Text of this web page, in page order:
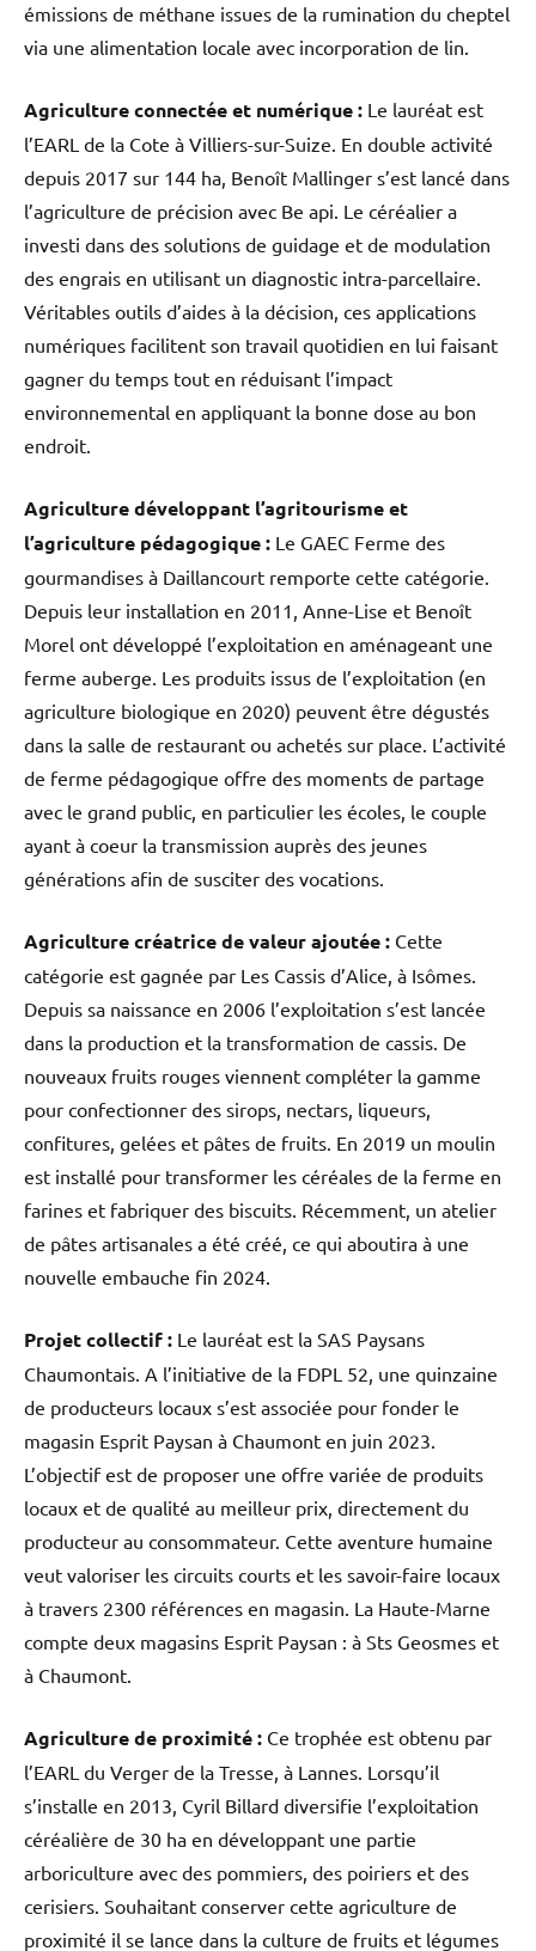
émissions de méthane issues de la rumination du cheptel
via une alimentation locale avec incorporation de lin.
Agriculture connectée et numérique : Le lauréat est
l’EARL de la Cote à Villiers-sur-Suize. En double activité
depuis 2017 sur 144 ha, Benoît Mallinger s’est lancé dans
l’agriculture de précision avec Be api. Le céréalier a
investi dans des solutions de guidage et de modulation
des engrais en utilisant un diagnostic intra-parcellaire.
Véritables outils d’aides à la décision, ces applications
numériques facilitent son travail quotidien en lui faisant
gagner du temps tout en réduisant l’impact
environnemental en appliquant la bonne dose au bon
endroit.
Agriculture développant l’agritourisme et
l’agriculture pédagogique : Le GAEC Ferme des
gourmandises à Daillancourt remporte cette catégorie.
Depuis leur installation en 2011, Anne-Lise et Benoît
Morel ont développé l’exploitation en aménageant une
ferme auberge. Les produits issus de l’exploitation (en
agriculture biologique en 2020) peuvent être dégustés
dans la salle de restaurant ou achetés sur place. L’activité
de ferme pédagogique offre des moments de partage
avec le grand public, en particulier les écoles, le couple
ayant à coeur la transmission auprès des jeunes
générations afin de susciter des vocations.
Agriculture créatrice de valeur ajoutée : Cette
catégorie est gagnée par Les Cassis d’Alice, à Isômes.
Depuis sa naissance en 2006 l’exploitation s’est lancée
dans la production et la transformation de cassis. De
nouveaux fruits rouges viennent compléter la gamme
pour confectionner des sirops, nectars, liqueurs,
confitures, gelées et pâtes de fruits. En 2019 un moulin
est installé pour transformer les céréales de la ferme en
farines et fabriquer des biscuits. Récemment, un atelier
de pâtes artisanales a été créé, ce qui aboutira à une
nouvelle embauche fin 2024.
Projet collectif : Le lauréat est la SAS Paysans
Chaumontais. A l’initiative de la FDPL 52, une quinzaine
de producteurs locaux s’est associée pour fonder le
magasin Esprit Paysan à Chaumont en juin 2023.
L’objectif est de proposer une offre variée de produits
locaux et de qualité au meilleur prix, directement du
producteur au consommateur. Cette aventure humaine
veut valoriser les circuits courts et les savoir-faire locaux
à travers 2300 références en magasin. La Haute-Marne
compte deux magasins Esprit Paysan : à Sts Geosmes et
à Chaumont.
Agriculture de proximité : Ce trophée est obtenu par
l’EARL du Verger de la Tresse, à Lannes. Lorsqu’il
s’installe en 2013, Cyril Billard diversifie l’exploitation
céréalière de 30 ha en développant une partie
arboriculture avec des pommiers, des poiriers et des
cerisiers. Souhaitant conserver cette agriculture de
proximité il se lance dans la culture de fruits et légumes